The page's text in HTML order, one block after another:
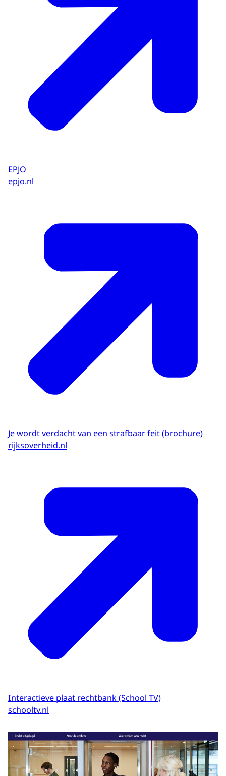
EPJO
epjo.nl
Je wordt verdacht van een strafbaar feit (brochure)
rijksoverheid.nl
Interactieve plaat rechtbank (School TV)
schooltv.nl